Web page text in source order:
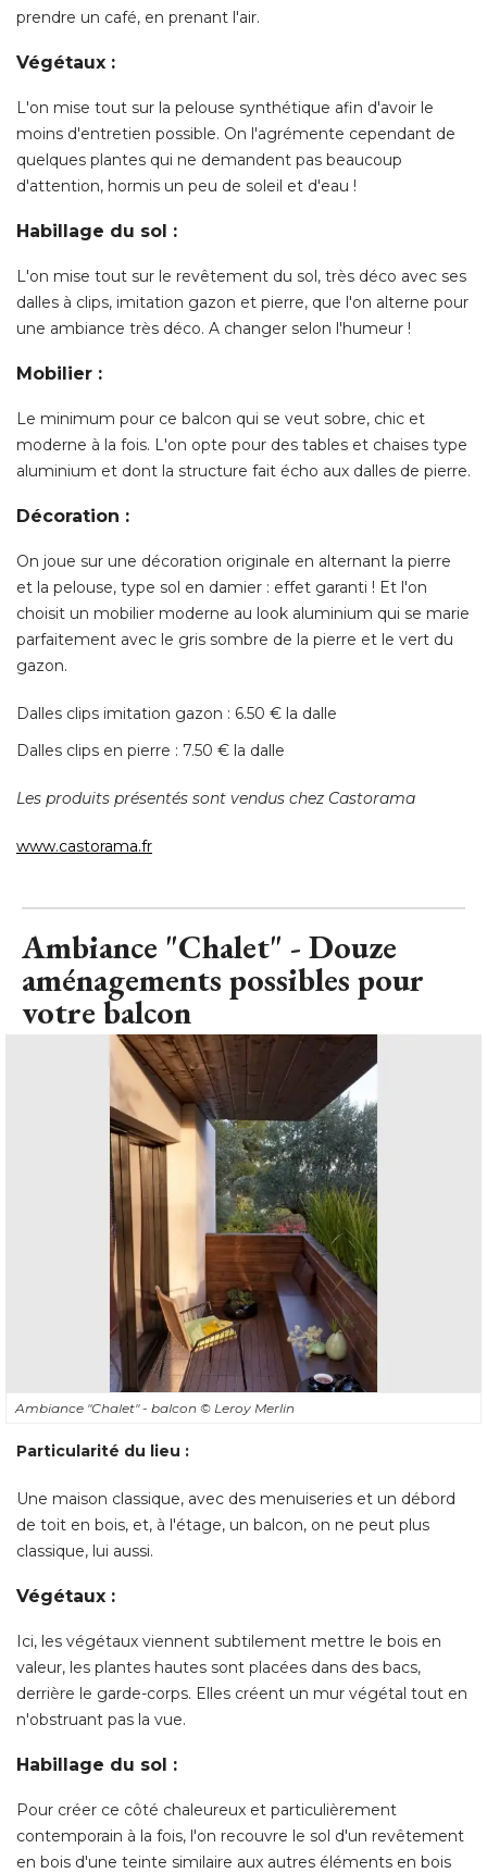
prendre un café, en prenant l'air.
Végétaux :
L'on mise tout sur la pelouse synthétique afin d'avoir le
moins d'entretien possible. On l'agrémente cependant de
quelques plantes qui ne demandent pas beaucoup
d'attention, hormis un peu de soleil et d'eau !
Habillage du sol :
L'on mise tout sur le revêtement du sol, très déco avec ses
dalles à clips, imitation gazon et pierre, que l'on alterne pour
une ambiance très déco. A changer selon l'humeur !
Mobilier :
Le minimum pour ce balcon qui se veut sobre, chic et
moderne à la fois. L'on opte pour des tables et chaises type
aluminium et dont la structure fait écho aux dalles de pierre.
Décoration :
On joue sur une décoration originale en alternant la pierre
et la pelouse, type sol en damier : effet garanti ! Et l'on
choisit un mobilier moderne au look aluminium qui se marie
parfaitement avec le gris sombre de la pierre et le vert du
gazon.
Dalles clips imitation gazon : 6.50 € la dalle
Dalles clips en pierre : 7.50 € la dalle
Les produits présentés sont vendus chez Castorama
www.castorama.fr
Ambiance "Chalet" - Douze
aménagements possibles pour
votre balcon
Ambiance "Chalet" - balcon © Leroy Merlin
Particularité du lieu :
Une maison classique, avec des menuiseries et un débord
de toit en bois, et, à l'étage, un balcon, on ne peut plus
classique, lui aussi.
Végétaux :
Ici, les végétaux viennent subtilement mettre le bois en
valeur, les plantes hautes sont placées dans des bacs,
derrière le garde-corps. Elles créent un mur végétal tout en
n'obstruant pas la vue.
Habillage du sol :
Pour créer ce côté chaleureux et particulièrement
contemporain à la fois, l'on recouvre le sol d'un revêtement
en bois d'une teinte similaire aux autres éléments en bois